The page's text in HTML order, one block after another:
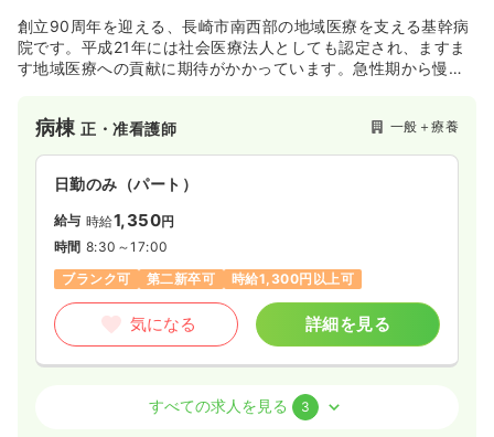
月給25万円以上可
気になる 詳細を見る
創立90周年を迎える、長崎市南西部の地域医療を支える基幹病
院です。平成21年には社会医療法人としても認定され、ますま
す地域医療への貢献に期待がかかっています。急性期から慢性
病棟正・准看護師 一般＋療養
日勤のみ（パート）
給与 時給1,350円
時間 8:30～17:00
ブランク可
第二新卒可 時給1,300円以上可
気になる 詳細を見る
正・准看護師すべての求人を見る 3